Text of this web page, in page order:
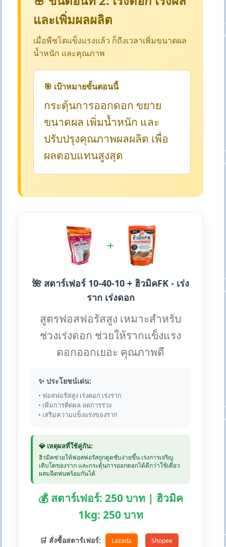
และเพิ่มผลผลิต
เมื่อพืชโตแข็งแรงแล้ว ก็ถึงเวลาเพิ่มขนาดผล
น้ำหนัก และคุณภาพ
🎯 เป้าหมายขั้นตอนนี้
กระตุ้นการออกดอก ขยาย
ขนาดผล เพิ่มน้ำหนัก และ
ปรับปรุงคุณภาพผลผลิต เพื่อ
ผลตอบแทนสูงสุด
+
🌺 สตาร์เฟอร์ 10-40-10 + ฮิวมิคFK - เร่ง
ราก เร่งดอก
สูตรฟอสฟอรัสสูง เหมาะสำหรับ
ช่วงเร่งดอก ช่วยให้รากแข็งแรง
ดอกออกเยอะ คุณภาพดี
✨ ประโยชน์เด่น:
• ฟอสฟอรัสสูง เร่งดอก เร่งราก
• เพิ่มการติดผล ลดการร่วง
• เสริมความแข็งแรงของราก
💎 เหตุผลที่ใช้คู่กัน:
ฮิวมิคช่วยให้ฟอสฟอรัสถูกดูดซับง่ายขึ้น เร่งการเจริญ
เติบโตของราก และกระตุ้นการออกดอกได้ดีกว่าใช้เดี่ยว
ผสมฉีดพ่นพร้อมกันได้
💰 สตาร์เฟอร์: 250 บาท | ฮิวมิค
1kg: 250 บาท
🛒 สั่งซื้อสตาร์เฟอร์: Lazada Shopee